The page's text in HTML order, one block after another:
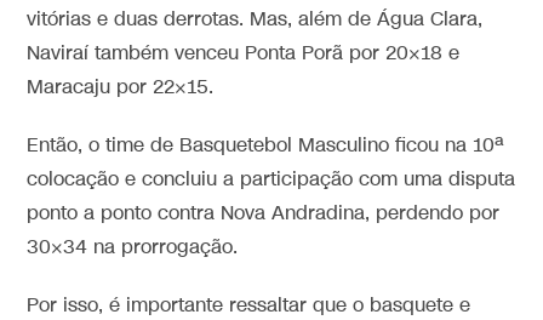
vitórias e duas derrotas. Mas, além de Água Clara,
Naviraí também venceu Ponta Porã por 20×18 e
Maracaju por 22×15.
Então, o time de Basquetebol Masculino ficou na 10ª
colocação e concluiu a participação com uma disputa
ponto a ponto contra Nova Andradina, perdendo por
30×34 na prorrogação.
Por isso, é importante ressaltar que o basquete e